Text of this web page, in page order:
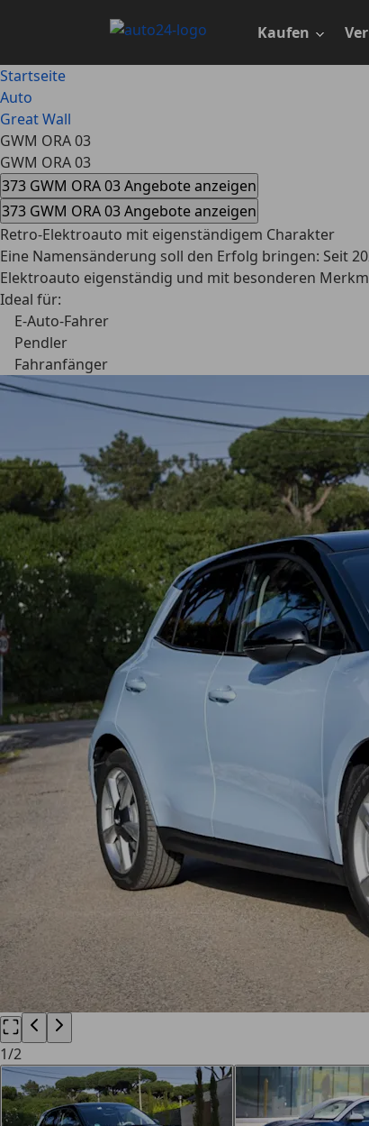
Kaufen
Startseite
Auto
Great Wall
GWM ORA 03
GWM ORA 03
373 GWM ORA 03 Angebote anzeigen
373 GWM ORA 03 Angebote anzeigen
Retro-Elektroauto mit eigenständigem Charakter
Eine Namensänderung soll den Erfolg bringen: Seit
Elektroauto eigenständig und mit besonderen
Ideal für:
E-Auto-Fahrer
Pendler
Fahranfänger
1/2